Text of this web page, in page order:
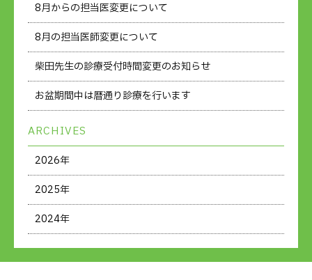
8月からの担当医変更について
8月の担当医師変更について
柴田先生の診療受付時間変更のお知らせ
お盆期間中は暦通り診療を行います
ARCHIVES
2026年
2025年
2024年